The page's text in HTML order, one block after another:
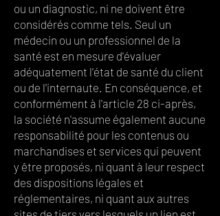
ou un diagnostic, ni ne doivent être
considérés comme tels. Seul un
médecin ou un professionnel de la
santé est en mesure d'évaluer
adéquatement l'état de santé du client
ou de l'internaute. En conséquence, et
conformément à l'article 28 ci-après,
la société n'assume également aucune
responsabilité pour les contenus ou
marchandises et services qui peuvent
y être proposés, ni quant à leur respect
des dispositions légales et
réglementaires, ni quant aux autres